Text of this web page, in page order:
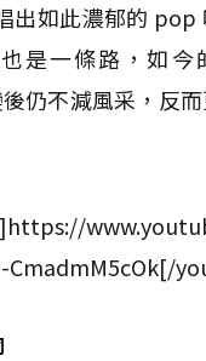
出如此濃郁的 pop
是一條路，如今
仍不減風采，反
CmadmM5cOk[/